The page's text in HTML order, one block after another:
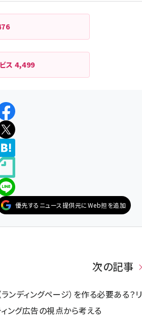
ス4,499
シェアする
ポストする
LINEで送る
優先するニュース提供元にWeb担を追加
次の記事
ランディングページ）を作る必要ある？リ
ィング広告の視点から考える